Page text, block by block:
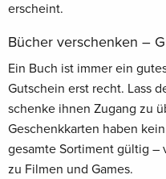
erscheint.
Bücher verschenken –
Ein Buch ist immer ein
Gutschein erst recht. Lass
schenke ihnen Zugang zu
Geschenkkarten haben
gesamte Sortiment gültig –
zu Filmen und Games.